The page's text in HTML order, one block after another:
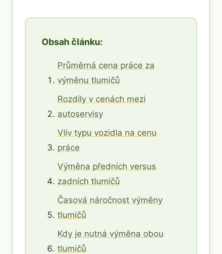
Obsah článku:
Průměrná cena práce za
výměnu tlumičů
Rozdíly v cenách mezi
autoservisy
Vliv typu vozidla na cenu
práce
Výměna předních versus
zadních tlumičů
Časová náročnost výměny
tlumičů
Kdy je nutná výměna obou
tlumičů